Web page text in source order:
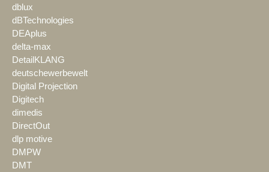
dblux
dBTechnologies
DEAplus
delta-max
DetailKLANG
deutschewerbewelt
Digital Projection
Digitech
dimedis
DirectOut
dlp motive
DMPW
DMT